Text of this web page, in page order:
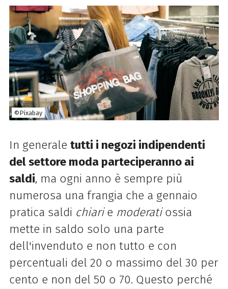
©Pixabay
In generale tutti i negozi indipendenti
del settore moda parteciperanno ai
saldi, ma ogni anno è sempre più
numerosa una frangia che a gennaio
pratica saldi chiarie moderatiossia
mette in saldo solo una parte
dell'invenduto e non tutto e con
percentuali del 20 o massimo del 30 per
cento e non del 50 o 70. Questo perché